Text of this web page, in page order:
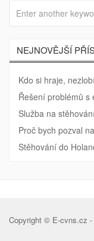
NEJNOVĚJŠÍ
Kdo si hraje,
Řešení problémů s
Služba na
Proč bych pozval
Stěhování do
Copyright © E-cvns.cz